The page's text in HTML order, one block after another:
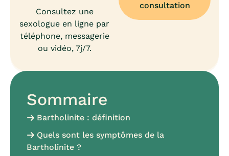
Consultez une
sexologue en ligne par
téléphone, messagerie
ou vidéo, 7j/7.
consultation
Sommaire
Bartholinite : définition
Quels sont les symptômes de la
Bartholinite ?